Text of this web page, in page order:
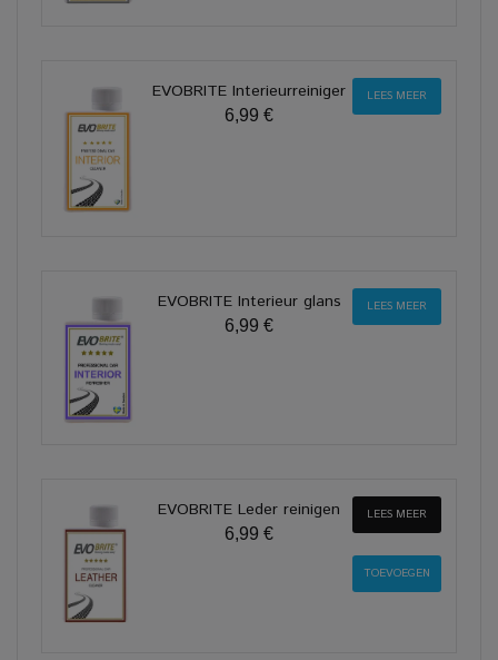
EVOBRITE Interieurreiniger
6,99 €
LEES MEER
EVOBRITE Interieur glans
6,99 €
LEES MEER
EVOBRITE Leder reinigen
6,99 €
LEES MEER